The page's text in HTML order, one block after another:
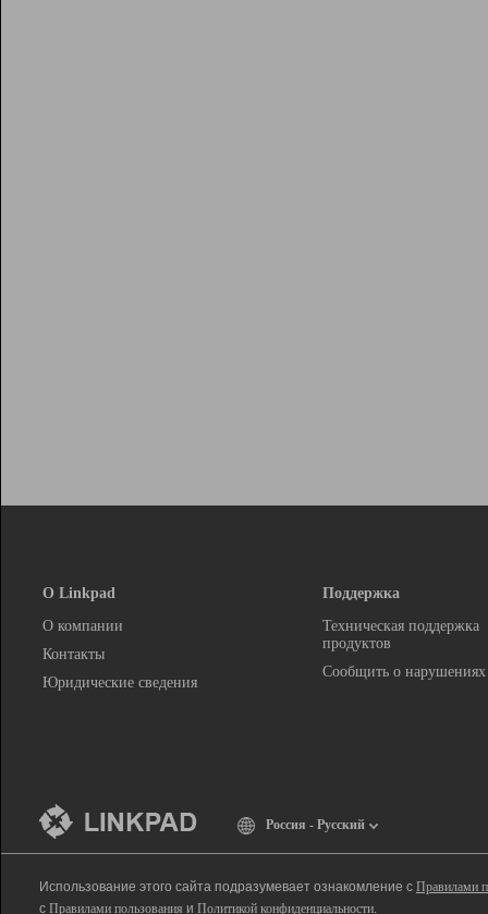
О Linkpad
О компании
Контакты
Юридические сведения
Поддержка
Техническая поддержка
продуктов
Сообщить о нарушениях
Россия - Русский
Использование этого сайта подразумевает ознакомление с Правилами
с Правилами пользования и Политикой конфиденциальности.